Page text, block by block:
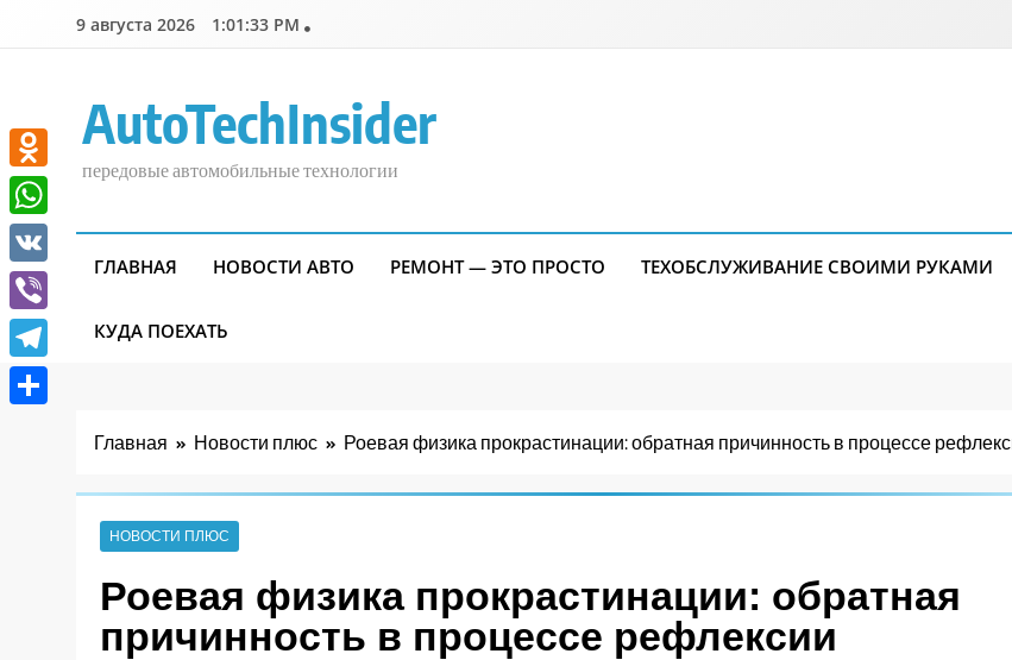
9 августа 2026 1:01:33 PM
AutoTechInsider
передовые автомобильные технологии
ГЛАВНАЯ НОВОСТИ АВТО РЕМОНТ — ЭТО ПРОСТО ТЕХОБСЛУЖИВАНИЕ СВОИМИ РУКАМИ
КУДА ПОЕХАТЬ
Главная Новости плюс Роевая физика прокрастинации: обратная причинность в процессе
НОВОСТИ ПЛЮС
Роевая физика прокрастинации: обратная
причинность в процессе рефлексии
Odnoklassniki
WhatsApp
VK
Viber
Telegram